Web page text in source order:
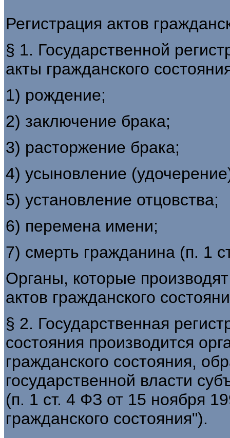
Регистрация актов
§ 1. Государственной
акты гражданского
1) рождение;
2) заключение брака;
3) расторжение брака;
4) усыновление
5) установление отцовства;
6) перемена имени;
7) смерть гражданина (п. 1
Органы, которые
актов гражданского
§ 2. Государственная
состояния производится
гражданского состояния,
государственной власти
(п. 1 ст. 4 ФЗ от 15 ноября
гражданского состояния").